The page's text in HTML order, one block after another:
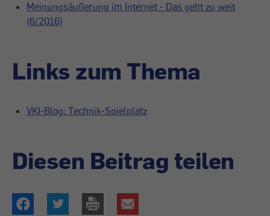
Meinungsäußerung im Internet - Das geht zu weit
(6/2016)
Links zum Thema
VKI-Blog: Technik-Spielplatz
Diesen Beitrag teilen